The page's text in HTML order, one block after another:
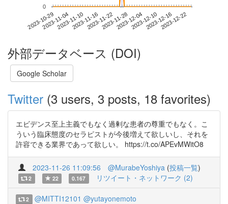
2023-10-292023-11-042023-11-102023-11-162023-11-222023-11-282023-12-042023-12-102023-12-162023-12-22
0
外部データベース (DOI)
Google Scholar
Twitter (3 users, 3 posts, 18 favorites)
エビデンス至上主義でもなく過剰な患者の尊重でもなく。こ
ういう臨床態度のセラピストが今後増えて欲しいし、それを
許容できる業界であって欲しい。 https://t.co/APEvMWitO8
2023-11-26 11:09:56 @MurabeYoshiya (投稿一覧)
2 22 0.167 リツイート・ネットワーク (2)
2 @MITTI12101 @yutayonemoto